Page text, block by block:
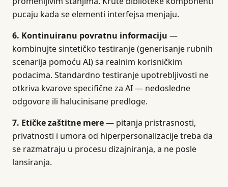
pucaju kada se elementi interfejsa menjaju.
6. Kontinuiranu povratnu informaciju —
kombinujte sintetičko testiranje (generisanje rubnih
scenarija pomoću AI) sa realnim korisničkim
podacima. Standardno testiranje upotrebljivosti ne
otkriva kvarove specifične za AI — nedosledne
odgovore ili halucinisane predloge.
7. Etičke zaštitne mere— pitanja pristrasnosti,
privatnosti i umora od hiperpersonalizacije treba da
se razmatraju u procesu dizajniranja, a ne posle
lansiranja.